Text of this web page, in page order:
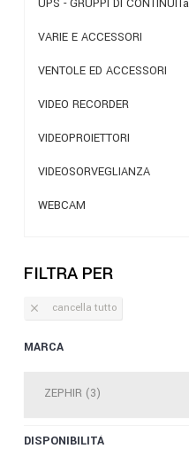
UPS - GRUPPI DI CONTINUITà
VARIE E ACCESSORI
VENTOLE ED ACCESSORI
VIDEO RECORDER
VIDEOPROIETTORI
VIDEOSORVEGLIANZA
WEBCAM
FILTRA PER
 cancella tutto
MARCA
ZEPHIR (3)
DISPONIBILITÀ